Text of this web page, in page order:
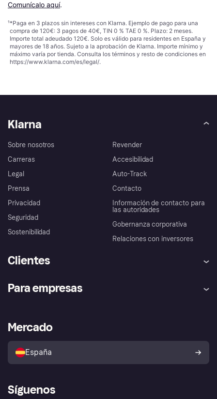
Comunícalo aquí.
¹*Paga en 3 plazos sin intereses con Klarna. Ejemplo de pago para una
compra de 120€: 3 pagos de 40€, TIN 0 % TAE 0 %. Plazo: 2 meses.
Importe total adeudado 120€. Solo es válido para residentes en España y
mayores de 18 años. Sujeto a la aprobación de Klarna. Importe mínimo y
máximo varía por tienda. Consulta los términos y resto de condiciones en
https://www.klarna.com/es/legal/.
Klarna
Sobre nosotros
Carreras
Legal
Prensa
Privacidad
Seguridad
Sostenibilidad
Revender
Accesibilidad
Auto-Track
Contacto
Información de contacto para
las autoridades
Gobernanza corporativa
Relaciones con inversores
Clientes
Inicio de sesión
Directorio de tiendas
Política de protección al
comprador de Klarna
Reclamaciones
Para empresas
Acceso empresas
Mercado
España
Síguenos